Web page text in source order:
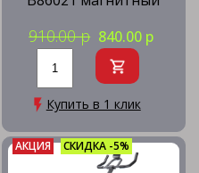
910.00 р 840.00 р
Купить в 1 клик
АКЦИЯ СКИДКА -5%